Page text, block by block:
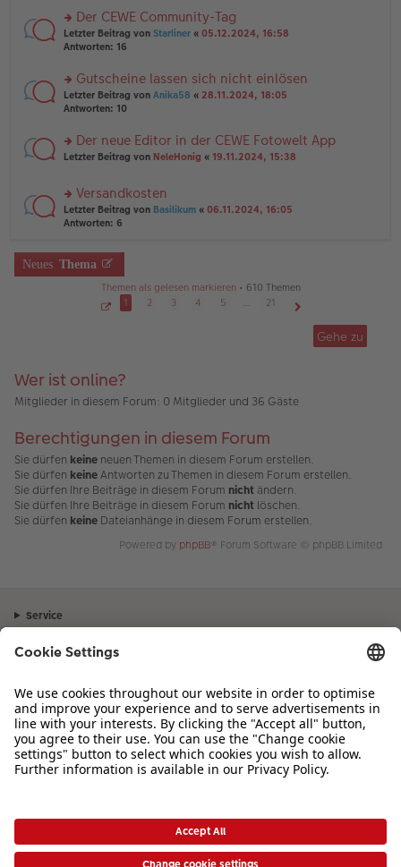
ger
B
ei
tr
g
el
es
e
B
ei
tr
g
rs
te
n
g
el
e
n
ei
tr
a
Der CEWE Community-Tag
Letzter Beitrag von Starliner « 05.12.2024, 16:58
Antworten: 16
rs
te
n
g
es
e
n
er
ei
tr
Gutscheine lassen sich nicht einlösen
Letzter Beitrag von Anika58 « 28.11.2024, 18:05
Antworten: 10
rs
u
n
g
es
e
n
Der neue Editor in der CEWE Fotowelt App
Letzter Beitrag von NeleHonig « 19.11.2024, 15:38
rs
te
n
g
tr
a
g
Versandkosten
Letzter Beitrag von Basilikum « 06.11.2024, 16:05
Antworten: 6
Neues Thema
Themen als gelesen markieren• 610 Themen
v
o
n
2
1 2 3 4 5 …
21
Gehe zu
Wer ist online?
Mitglieder in diesem Forum: 0 Mitglieder und 36 Gäste
Berechtigungen in diesem Forum
Sie dürfen keine neuen Themen in diesem Forum erstellen.
Sie dürfen keineAntworten zu Themen in diesem Forum erstellen.
Sie dürfen Ihre Beiträge in diesem Forum nicht ändern.
Sie dürfen Ihre Beiträge in diesem Forum nicht löschen.
Sie dürfen keine Dateianhänge in diesem Forum erstellen.
Powered by phpBB® Forum Software © phpBB Limited
Service
Sortiment
Inspiration